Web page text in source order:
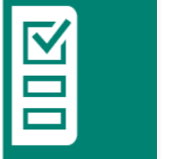
Erstellen von Quiz unterstützt
die Anzahl der Dateien, die
Diese neue Funktion wird in
#MicrosoftEDU